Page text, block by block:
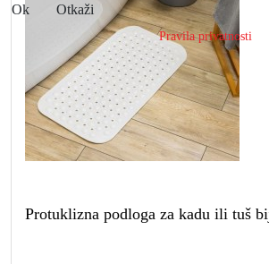
Protuklizna podloga za kadu ili tuš
Ok Otkaži
Pravila privatnosti